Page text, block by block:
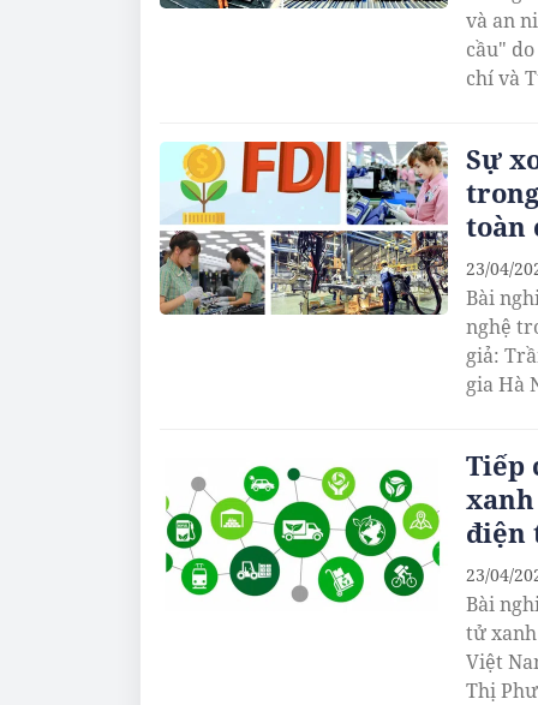
và an
cầu"
chí và
Sự
toàn
Bài
nghệ
giả:
gia Hà
23/04/
Tiếp
điện
Bài
tử
Việt Nam" do
Thị
23/04/